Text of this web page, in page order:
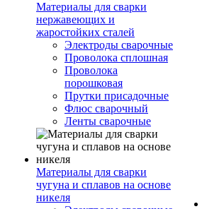
Материалы для сварки
нержавеющих и
жаростойких сталей
Электроды сварочные
Проволока сплошная
Проволока
порошковая
Прутки присадочные
Флюс сварочный
Ленты сварочные
Материалы для сварки
чугуна и сплавов на основе
никеля